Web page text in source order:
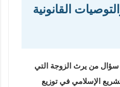
القانونية
سؤال من يرث الزوجة التي
الإسلامي في توزيع